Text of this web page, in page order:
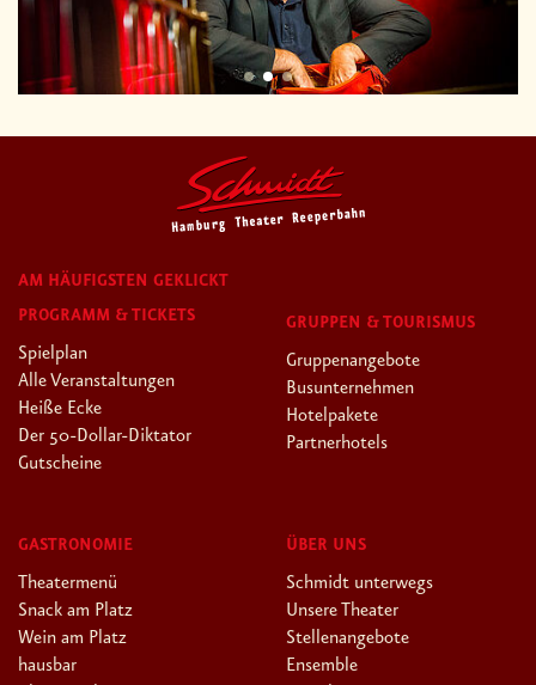
AM HÄUFIGSTEN GEKLICKT
PROGRAMM & TICKETS
Spielplan
Alle Veranstaltungen
Heiße Ecke
Der 50-Dollar-Diktator
Gutscheine
GRUPPEN & TOURISMUS
Gruppenangebote
Busunternehmen
Hotelpakete
Partnerhotels
GASTRONOMIE
Theatermenü
Snack am Platz
Wein am Platz
hausbar
ÜBER UNS
Schmidt unterwegs
Unsere Theater
Stellenangebote
Ensemble